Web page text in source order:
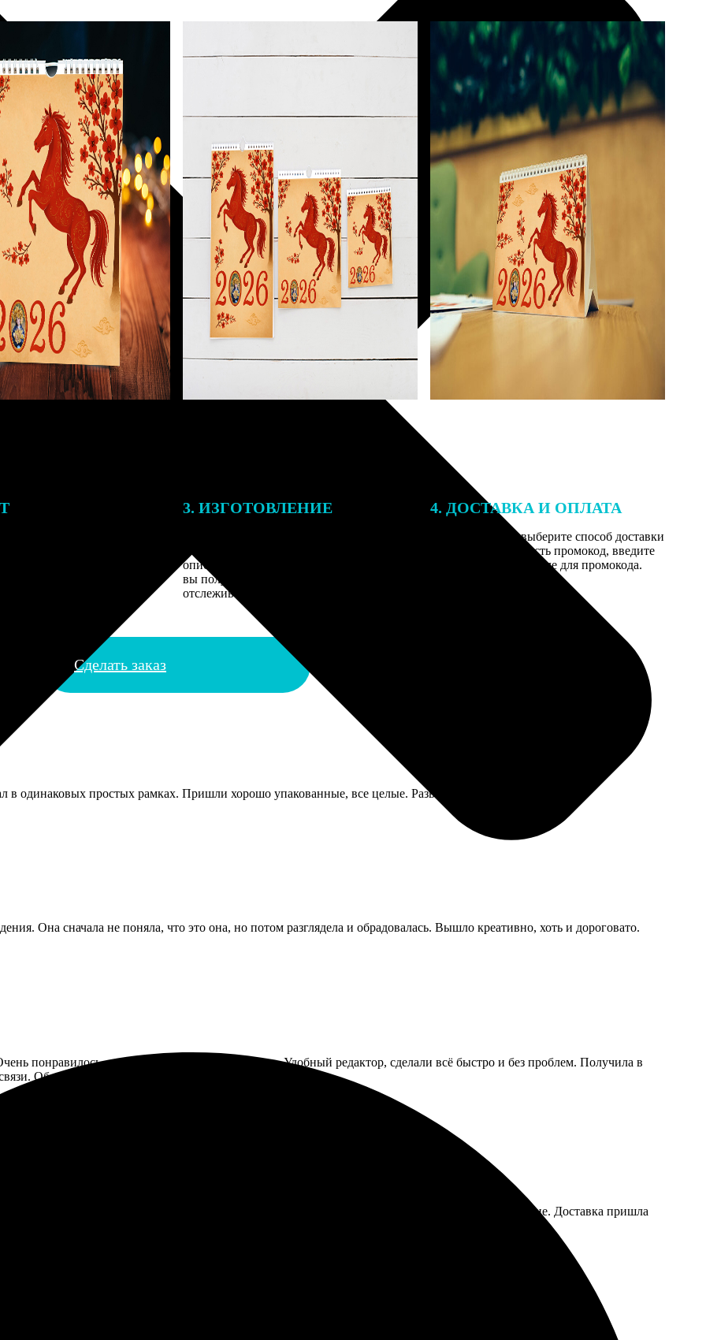
3. ИЗГОТОВЛЕНИЕ
описанием заказа. Когда отправим заказ
вы получите письмо с трек-номером для
отслеживания.
4. ДОСТАВКА И ОПЛАТА
Введите адрес и выберите способ доставки
заказа. Если у вас есть промокод, введите
его в специальное поле для промокода.
Сделать заказ
в одинаковых простых рамках. Пришли хорошо упакованные, все целые. Развесил, смотрится уютно.
Она сначала не поняла, что это она, но потом разглядела и обрадовалась. Вышло креативно, хоть и дороговато.
понравилось, качество отличное, яркие цвета. Удобный редактор, сделали всё быстро и без проблем. Получила в
Обязательно воспользуюсь услугами снова.
редактор, легко добавила фото и подтянула макет. Отличное качество печати, картинки яркие. Доставка пришла
не пожалеете!